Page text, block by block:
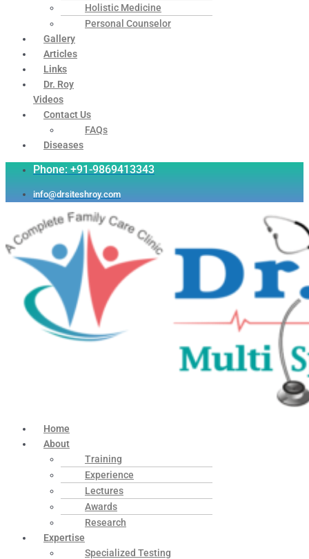
Holistic Medicine
Personal Counselor
Gallery
Articles
Links
Dr. Roy
Videos
Contact Us
FAQs
Diseases
Phone: +91-9869413343
info@drsiteshroy.com
Home
About
Training
Experience
Lectures
Awards
Research
Expertise
Specialized Testing